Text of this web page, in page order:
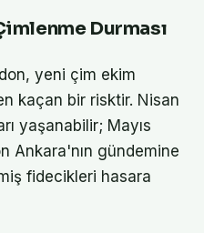
Durması
yeni çim ekim
kaçan bir risktir. Nisan
yaşanabilir; Mayıs
Ankara'nın gündemine
fidecikleri hasara